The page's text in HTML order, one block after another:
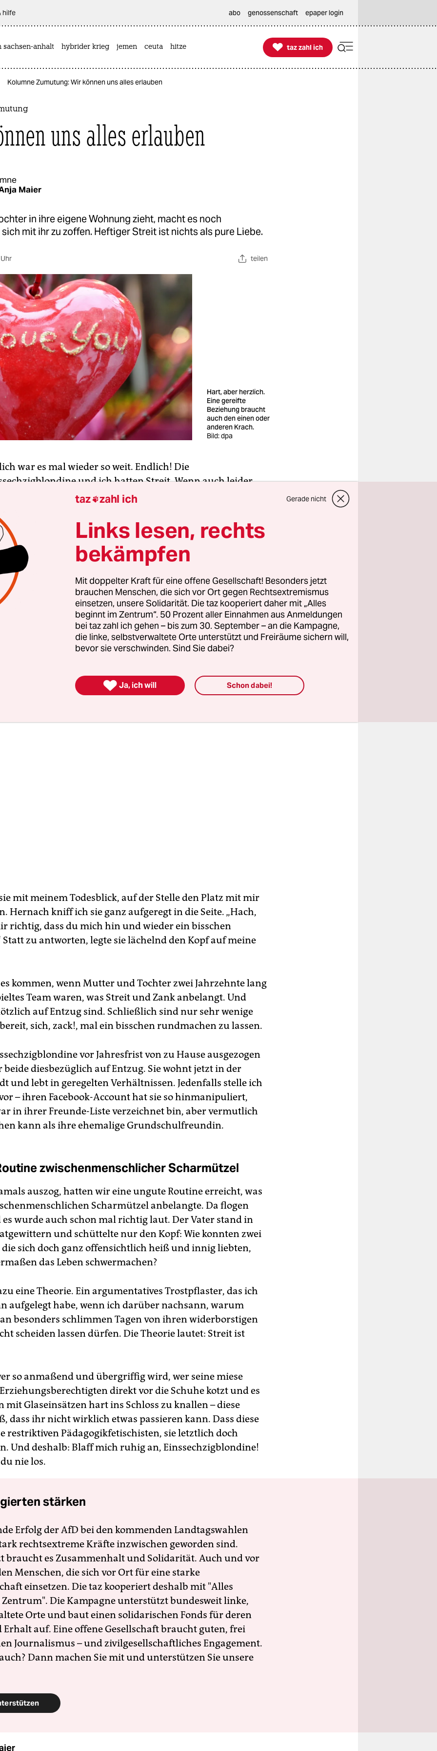
hilfe abo genossenschaft epaper login
sachsen-anhalt hybrider krieg jemen ceuta hitze 
taz zahl ich
taz zahl ich
Kolumne Zumutung: Wir können uns alles erlauben
uns alles erlauben
Maier
in ihre eigene Wohnung zieht, macht es noch
mit ihr zu zoffen. Heftiger Streit ist nichts als pure Liebe.
teilen
Hart, aber herzlich.
Eine gereifte
Beziehung braucht
auch den einen oder
anderen Krach.
Bild: dpa
war es mal wieder so weit. Endlich! Die
und ich hatten Streit. Wenn auch leider
kurz. Wir waren mit Freunden bei einem Basketballspiel,
darauf, statt neben ihr neben ihrem Vater zu sitzen.
Legasthenikerin wie mich ist es unabdingbar,
Experten zu sitzen, der nicht nur alles über Basketball
auch bereit ist, dieses Wissen zu vermitteln. Hätte ich
Tochter gebeten, mir zu erklären, warum dieser
jener jedoch drei Punkte einträgt, hätte sie sich
der vierten Frage jede weitere Ansprache verbeten.
also unsere Plätze zu tauschen, empfand die
offensichtlich als Zumutung – anders war ihr
Gesichtsausdruck kaum zu interpretieren. Sie zog die
sie mich an. Bloß weil ich schon voll alt sei, hätte ich
keine Sonderrechte, was die Sitzordnung anbelangt.
mit meinem Todesblick, auf der Stelle den Platz mit mir
Hernach kniff ich sie ganz aufgeregt in die Seite. „Hach,
richtig, dass du mich hin und wieder ein bisschen
zu antworten, legte sie lächelnd den Kopf auf meine
es kommen, wenn Mutter und Tochter zwei Jahrzehnte lang
Team waren, was Streit und Zank anbelangt. Und
auf Entzug sind. Schließlich sind nur sehr wenige
sich, zack!, mal ein bisschen rundmachen zu lassen.
vor Jahresfrist von zu Hause ausgezogen
beide diesbezüglich auf Entzug. Sie wohnt jetzt in der
und lebt in geregelten Verhältnissen. Jedenfalls stelle ich
– ihren Facebook-Account hat sie so hinmanipuliert,
in ihrer Freunde-Liste verzeichnet bin, aber vermutlich
kann als ihre ehemalige Grundschulfreundin.
zwischenmenschlicher Scharmützel
auszog, hatten wir eine ungute Routine erreicht, was
Scharmützel anbelangte. Da flogen
wurde auch schon mal richtig laut. Der Vater stand in
und schüttelte nur den Kopf: Wie konnten zwei
die sich doch ganz offensichtlich heiß und innig liebten,
das Leben schwermachen?
eine Theorie. Ein argumentatives Trostpflaster, das ich
aufgelegt habe, wenn ich darüber nachsann, warum
besonders schlimmen Tagen von ihren widerborstigen
scheiden lassen dürfen. Die Theorie lautet: Streit ist
so anmaßend und übergriffig wird, wer seine miese
direkt vor die Schuhe kotzt und es
mit Glaseinsätzen hart ins Schloss zu knallen – diese
dass ihr nicht wirklich etwas passieren kann. Dass diese
restriktiven Pädagogikfetischisten, sie letztlich doch
Und deshalb: Blaff mich ruhig an, Einssechzigblondine!
nie los.
stärken
Erfolg der AfD bei den kommenden Landtagswahlen
rechtsextreme Kräfte inzwischen geworden sind.
braucht es Zusammenhalt und Solidarität. Auch und vor
Menschen, die sich vor Ort für eine starke
einsetzen. Die taz kooperiert deshalb mit "Alles
Die Kampagne unterstützt bundesweit linke,
Orte und baut einen solidarischen Fonds für deren
Erhalt auf. Eine offene Gesellschaft braucht guten, frei
Journalismus – und zivilgesellschaftliches Engagement.
Dann machen Sie mit und unterstützen Sie unsere
taz zahl ich Gerade nicht
Links lesen, rechts
bekämpfen
Mit doppelter Kraft für eine offene Gesellschaft! Besonders jetzt
brauchen Menschen, die sich vor Ort gegen Rechtsextremismus
einsetzen, unsere Solidarität. Die taz kooperiert daher mit „Alles
beginnt im Zentrum“. 50 Prozent aller Einnahmen aus Anmeldungen
bei taz zahl ich gehen – bis zum 30. September – an die Kampagne,
die linke, selbstverwaltete Orte unterstützt und Freiräume sichern will,
bevor sie verschwinden. Sind Sie dabei?
 Ja, ich will Schon dabei!